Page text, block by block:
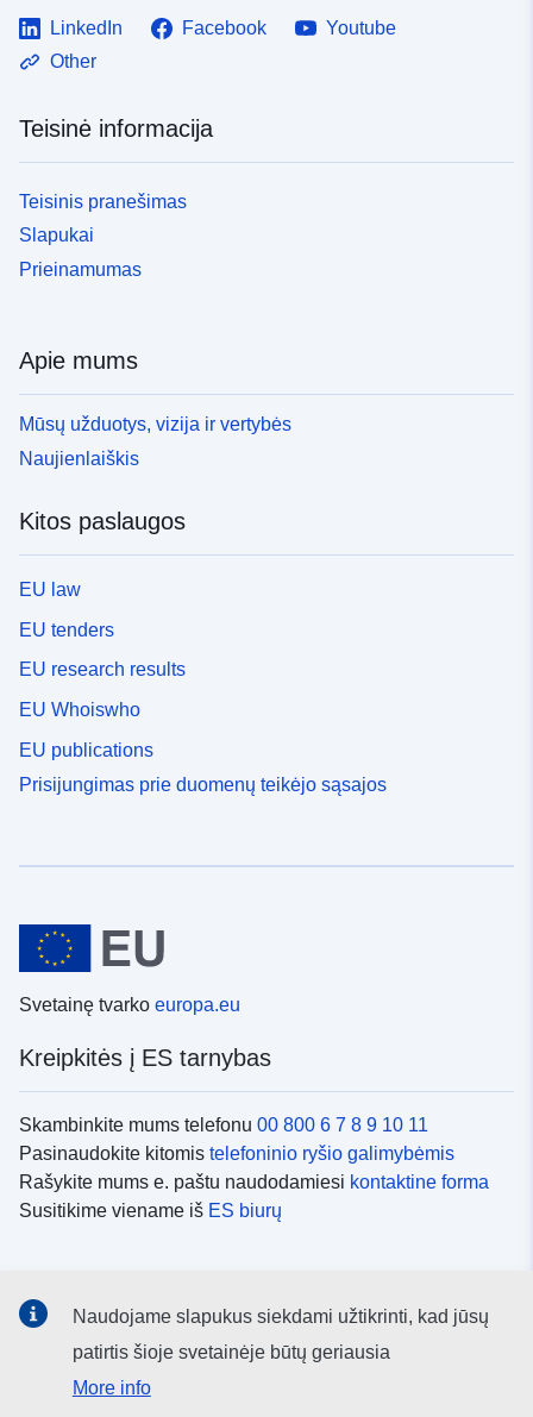
LinkedIn Facebook
Youtube
Other
Teisinė informacija
Teisinis pranešimas
Slapukai
Prieinamumas
Apie mums
Mūsų užduotys, vizija ir vertybės
Naujienlaiškis
Kitos paslaugos
EU law
EU tenders
EU research results
EU Whoiswho
EU publications
Prisijungimas prie duomenų teikėjo sąsajos
Svetainę tvarko europa.eu
Kreipkitės į ES tarnybas
Skambinkite mums telefonu 00 800 6 7 8 9 10 11
Pasinaudokite kitomis telefoninio ryšio galimybėmis
Rašykite mums e. paštu naudodamiesi kontaktine forma
Susitikime viename iš ES biurų
socialinių tinklų kanalai
Naudojame slapukus siekdami užtikrinti, kad jūsų
patirtis šioje svetainėje būtų geriausia
More info